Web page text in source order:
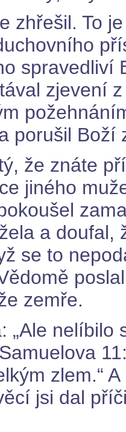
zhřešil. To
spravedliví
zjevení
porušil Boží
že znáte
jiného
a doufal,
se to
zemře.
„Ale nelíbilo
zlem.“
jsi dal